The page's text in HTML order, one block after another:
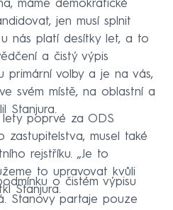
máme demokratické
jen musí splnit
nás platí desítky let, a to
a čistý výpis
primární volby a je na vás,
svém místě, na oblastní a
Stanjura.
poprvé za ODS
zastupitelstva, musel také
rejstříku. „Je to
to upravovat kvůli
Stanjura.
o čistém výpisu
Stanovy partaje pouze